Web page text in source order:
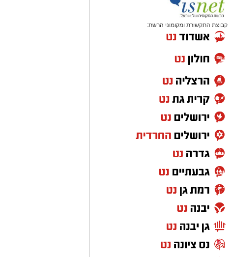
קבוצת התקשורת ומקומוני הרשת: